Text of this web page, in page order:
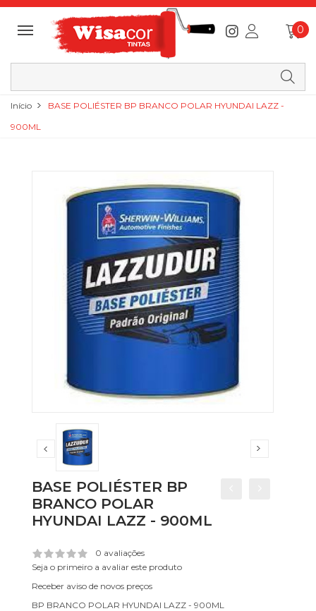
0
Início
BASE POLIÉSTER BP BRANCO POLAR HYUNDAI LAZZ -
900ML
BASE POLIÉSTER BP
BRANCO POLAR
HYUNDAI LAZZ - 900ML
0 avaliações
Seja o primeiro a avaliar este produto
Receber aviso de novos preços
BP BRANCO POLAR HYUNDAI LAZZ - 900ML